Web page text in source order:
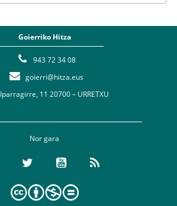
Goierriko Hitza
943 72 34 08
goierri@hitza.eus
Iparragirre, 11 20700 – URRETXU
Nor gara